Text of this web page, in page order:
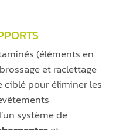
(éléments en
et raclettage
ciblé pour éliminer les
système de